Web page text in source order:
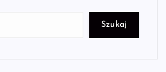
Szukaj